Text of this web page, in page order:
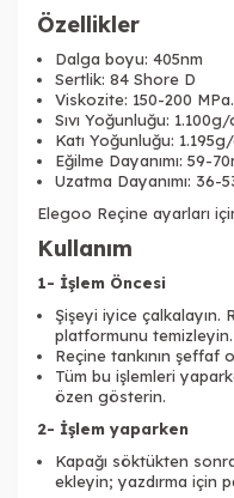
Özellikler
Dalga boyu: 405nm
Sertlik: 84 Shore D
Viskozite: 150-200
Sıvı Yoğunluğu: 1.100g/
Katı Yoğunluğu:
Eğilme Dayanımı: 59-
Uzatma Dayanımı: 36-
Elegoo Reçine ayarları için
Kullanım
1- İşlem Öncesi
Şişeyi iyice çalkalayın.
platformunu temizleyin.
Reçine tankının şeffaf
Tüm bu işlemleri
özen gösterin.
2- İşlem yaparken
Kapağı söktükten
ekleyin; yazdırma için